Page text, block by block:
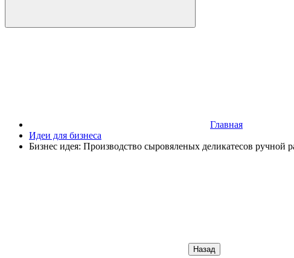
Главная
Идеи для бизнеса
Бизнес идея: Производство сыровяленых деликатесов ручной
Назад